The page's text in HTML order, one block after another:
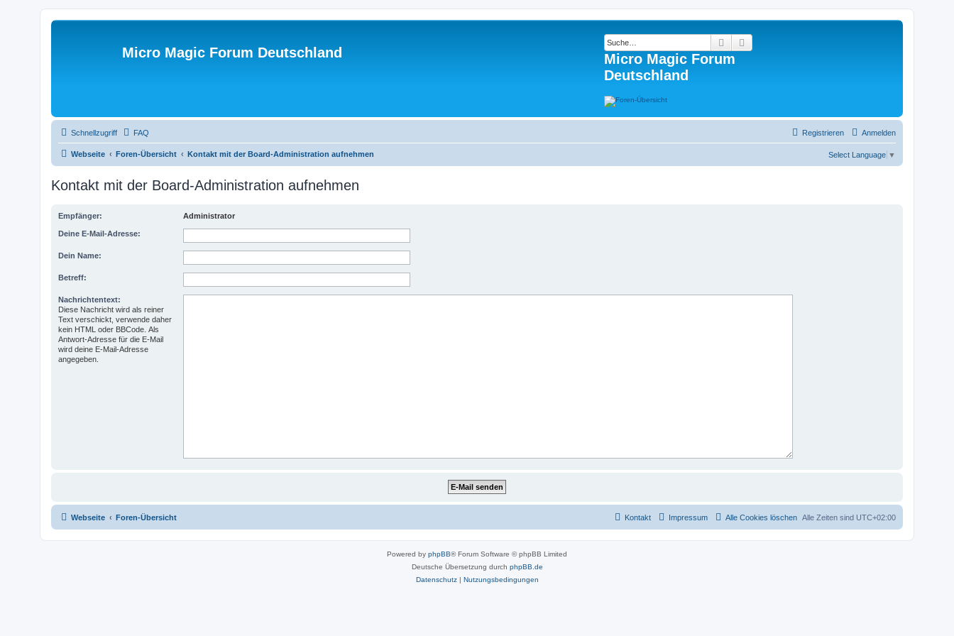
Micro Magic Forum Deutschland
Suche
Micro Magic Forum
Deutschland
Schnellzugriff FAQ Anmelden
Registrieren
Webseite Foren-Übersicht Kontakt mit der Board-Administration aufnehmen Select Language ▼
Kontakt mit der Board-Administration aufnehmen
Empfänger: Administrator
Deine E-Mail-Adresse:
Dein Name:
Betreff:
Nachrichtentext:
Diese Nachricht wird als reiner
Text verschickt, verwende daher
kein HTML oder BBCode. Als
Antwort-Adresse für die E-Mail
wird deine E-Mail-Adresse
angegeben.
Webseite Foren-Übersicht Alle Zeiten sind UTC+02:00
Alle Cookies löschen
Impressum
Kontakt
Powered by phpBB® Forum Software © phpBB Limited
Deutsche Übersetzung durch phpBB.de
Datenschutz| Nutzungsbedingungen